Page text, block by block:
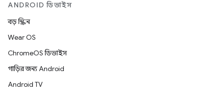
ANDROID ডিভাইস
বড় স্ক্রিন
Wear OS
ChromeOS ডিভাইস
গাড়ির জন্য Android
Android TV